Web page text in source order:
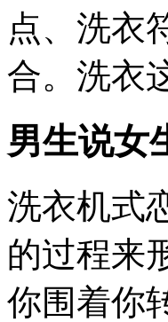
点、洗衣
合。洗衣
男生说女
洗衣机式
的过程来
你围着你